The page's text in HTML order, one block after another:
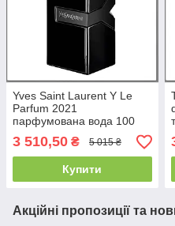
Yves Saint Laurent Y Le
Parfum 2021
парфумована вода 100
ml. (Тестер Ев Сен Лоран
Ів Ле Парфум)
3 510,50 ₴ 5 015 ₴
Купити
Акційні пропозиції та